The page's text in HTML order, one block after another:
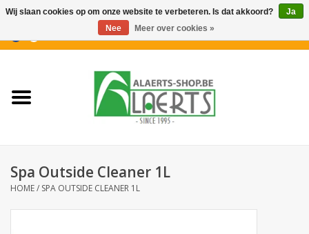
Nieuwigheden
Koffiekoekjes
Spa Outside Cleaner 1L
HOME/ SPA OUTSIDE CLEANER 1L
Wij slaan cookies op om onze website te verbeteren. Is dat akkoord?
Ja
Nee
Meer over cookies »